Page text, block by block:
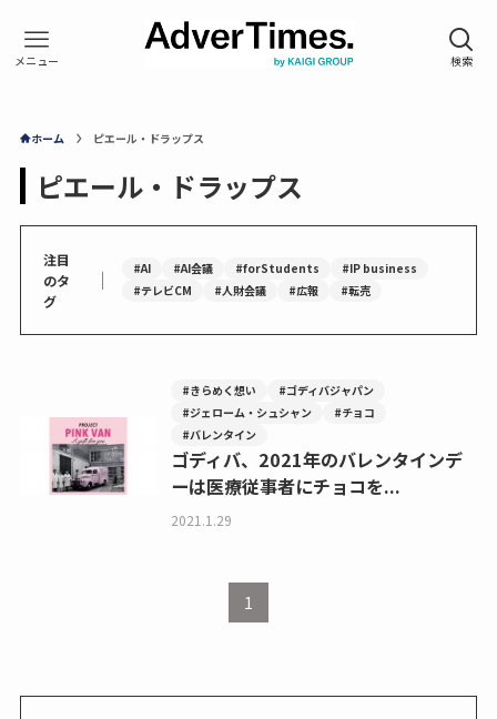
ホーム ピエール・ドラップス
ピエール・ドラップス
注目
のタ
グ
｜ #AI #AI会議 #forStudents
#IP business
#テレビCM
#人財会議 #広報 #転売
#きらめく想い
#ゴディバジャパン
#ジェローム・シュシャン
#チョコ
#バレンタイン
ゴディバ、2021年のバレンタインデ
ーは医療従事者にチョコを...
2021.1.29
1